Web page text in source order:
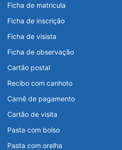
Ficha de matricula
Ficha de inscrição
Ficha de visista
Ficha de observação
Cartão postal
Recibo com canhoto
Carnê de pagamento
Cartão de visita
Pasta com bolso
Pasta com orelha